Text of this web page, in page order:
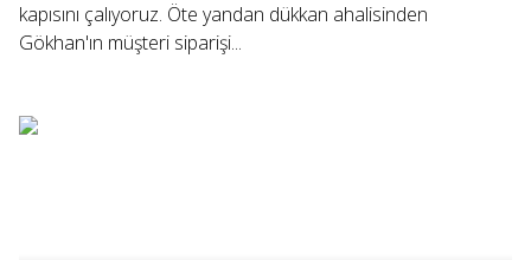
kapısını çalıyoruz. Öte yandan dükkan ahalisinden
Gökhan'ın müşteri siparişi...